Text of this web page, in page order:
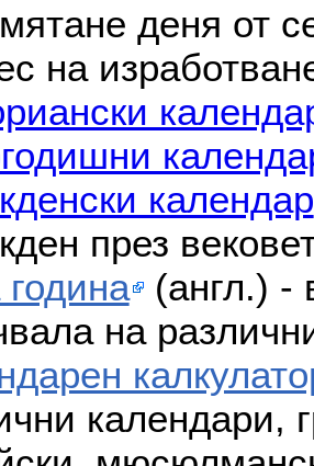
деня от
на
календар
през
(англ.) -
на
календари,